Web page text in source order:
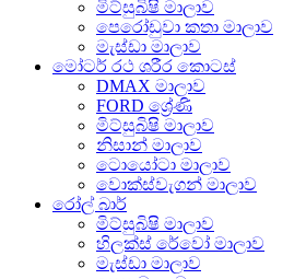
මිට්සුබිෂි මාලාව
පෙරෝඩුවා කතා මාලාව
මැස්ඩා මාලාව
මෝටර් රථ ශරීර කොටස්
DMAX මාලාව
FORD ශ්‍රේණි
මිට්සුබිෂි මාලාව
නිසාන් මාලාව
ටොයෝටා මාලාව
වොක්ස්වැගන් මාලාව
රෝල් බාර්
මිට්සුබිෂි මාලාව
හිලක්ස් රේවෝ මාලාව
මැස්ඩා මාලාව